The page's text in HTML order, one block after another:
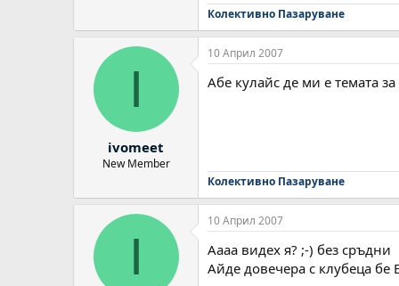
Колективно Пазаруване
I
ivomeet
New Member
10 Април 2007
Абе кулайс де ми е темата
Колективно Пазаруване
I
10 Април 2007
Аааа видех я? ;-) без сръдни
Айде довечера с клубеца